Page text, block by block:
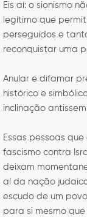
Eis aí: o sionismo
legítimo que
perseguidos e
reconquistar uma
Anular e difamar
histórico e
inclinação
Essas pessoas
fascismo contra
deixam
aí da nação
escudo de um
para si mesmo